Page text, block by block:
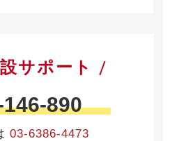
サポート
890
03-6386-4473